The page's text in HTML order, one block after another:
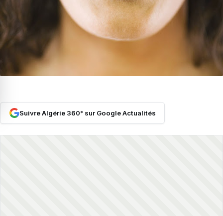
Suivre Algérie 360° sur Google Actualités